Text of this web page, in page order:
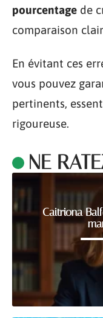
pourcentage de
comparaison
En évitant ces
vous pouvez
pertinents,
rigoureuse.
NE
Caitriona